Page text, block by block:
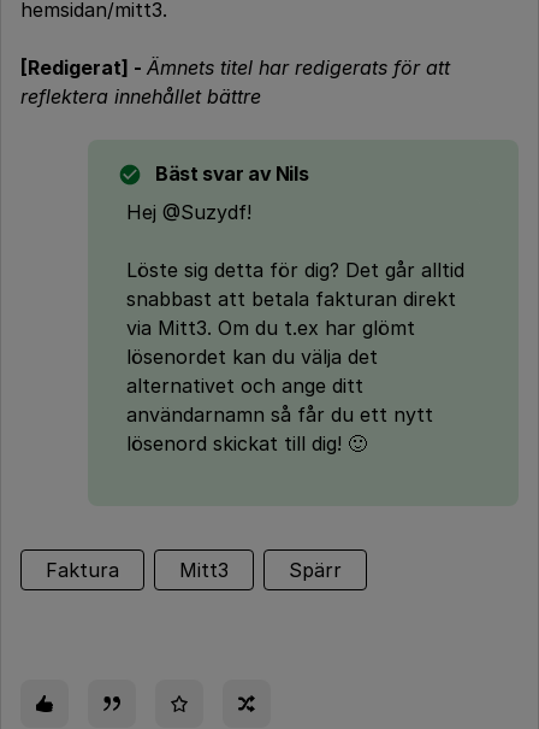
hemsidan/mitt3.
[Redigerat] - Ämnets titel har redigerats för att
reflektera innehållet bättre
Bäst svar av Nils
Hej @Suzydf!
Löste sig detta för dig? Det går alltid
snabbast att betala fakturan direkt
via Mitt3. Om du t.ex har glömt
lösenordet kan du välja det
alternativet och ange ditt
användarnamn så får du ett nytt
lösenord skickat till dig! 🙂
Faktura Mitt3 Spärr